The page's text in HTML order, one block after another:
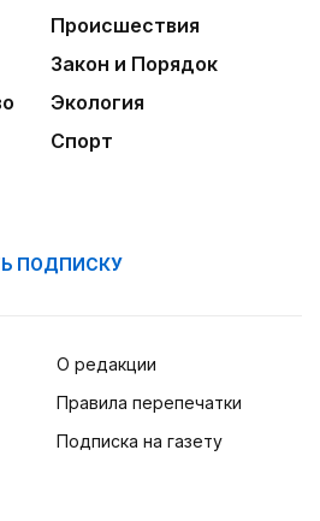
Происшествия
Закон и Порядок
Экология
Спорт
ПОДПИСКУ
О редакции
Правила перепечатки
Подписка на газету